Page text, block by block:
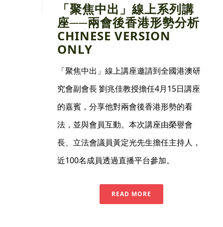
「聚焦中出」線上系列講
座──兩會後香港形勢分析
CHINESE VERSION
ONLY
「聚焦中出」線上講座邀請到全國港澳研
究會副會長 劉兆佳教授擔任4月15日講座
的嘉賓，分享他對兩會後香港形勢的看
法，並與會員互動。本次講座由榮譽會
長、立法會議員黃定光先生擔任主持人，
近100名成員透過直播平台參加。
READ MORE